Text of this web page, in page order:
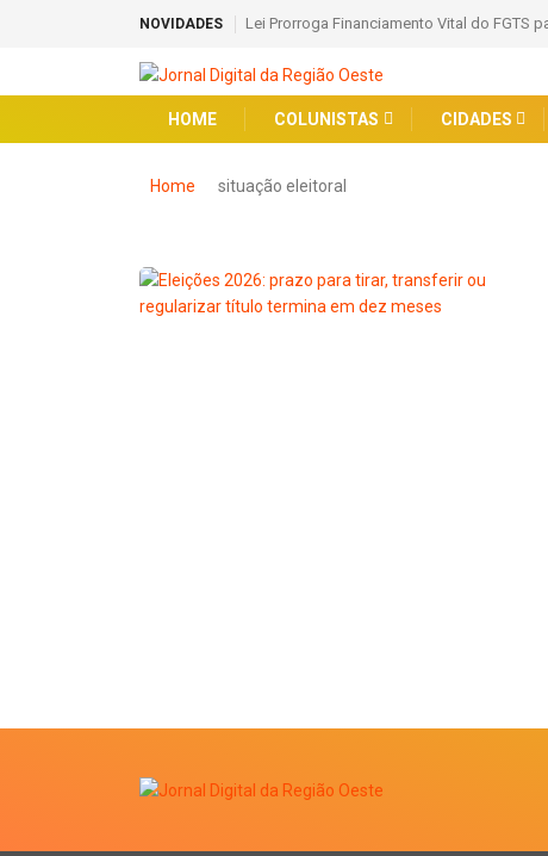
NOVIDADES Lei Prorroga Financiamento Vital do FGTS
HOME COLUNISTAS CIDADES
Home situação eleitoral